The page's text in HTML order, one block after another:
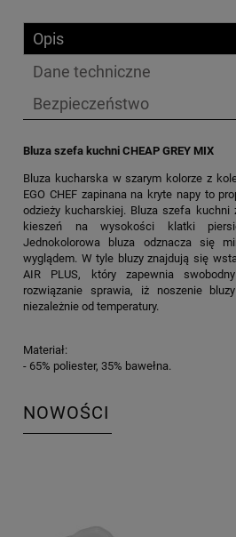
Opis
Dane techniczne
Bezpieczeństwo
Bluza szefa kuchni CHEAP GREY MIX
Bluza kucharska w szarym kolorze z
EGO CHEF zapinana na kryte napy to
odzieży kucharskiej. Bluza szefa kuchni
kieszeń na wysokości klatki
Jednokolorowa bluza odznacza się
wyglądem. W tyle bluzy znajdują się
AIR PLUS, który zapewnia
rozwiązanie sprawia, iż noszenie
niezależnie od temperatury.
Materiał:
- 65% poliester, 35% bawełna.
NOWOŚCI